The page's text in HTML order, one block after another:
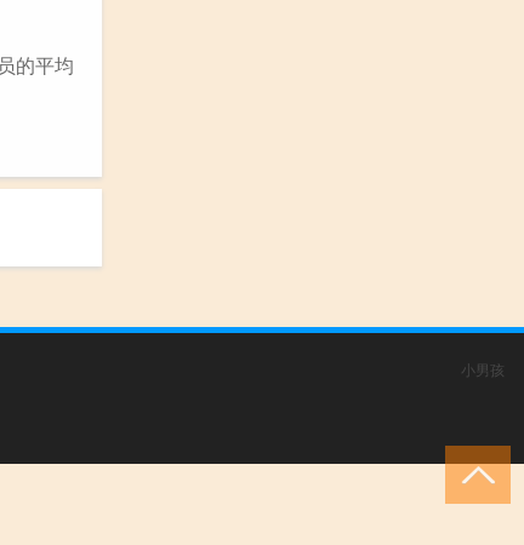
的平均
小男孩